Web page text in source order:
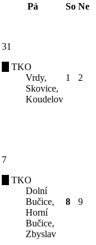
Pá So Ne
31
TKO
Vrdy,
Skovice,
Koudelov
1 2
7
TKO
Dolní
Bučice,
Horní
Bučice,
Zbyslav
8 9